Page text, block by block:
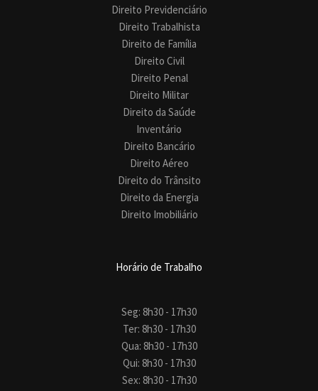
Direito Previdenciário
Direito Trabalhista
Direito de Família
Direito Civil
Direito Penal
Direito Militar
Direito da Saúde
Inventário
Direito Bancário
Direito Aéreo
Direito do Trânsito
Direito da Energia
Direito Imobiliário
Horário de Trabalho
Seg: 8h30 - 17h30
Ter: 8h30 - 17h30
Qua: 8h30 - 17h30
Qui: 8h30 - 17h30
Sex: 8h30 - 17h30